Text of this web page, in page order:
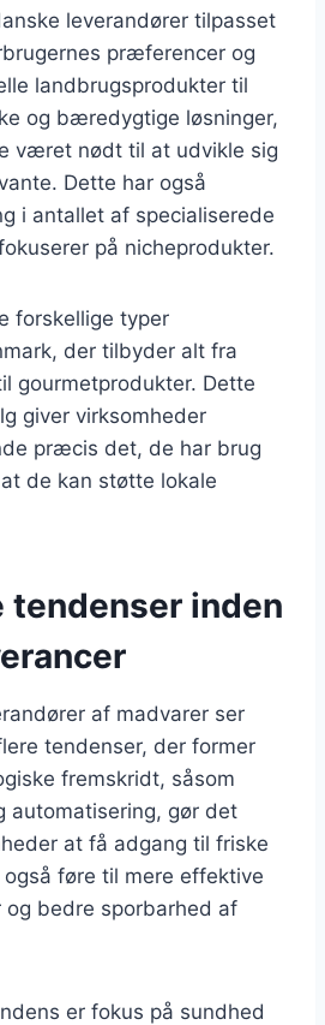
leverandører tilpasset
præferencer og
landbrugsprodukter til
og bæredygtige løsninger,
været nødt til at udvikle sig
Dette har også
i antallet af specialiserede
på nicheprodukter.
forskellige typer
der tilbyder alt fra
gourmetprodukter. Dette
giver virksomheder
præcis det, de har brug
de kan støtte lokale
tendenser inden
af madvarer ser
tendenser, der former
fremskridt, såsom
automatisering, gør det
at få adgang til friske
føre til mere effektive
og bedre sporbarhed af
er fokus på sundhed